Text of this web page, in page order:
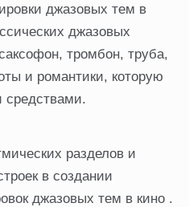
джазовых тем в
джазовых
тромбон, труба,
и романтики, которую
средствами.
разделов и
в создании
джазовых тем в кино .